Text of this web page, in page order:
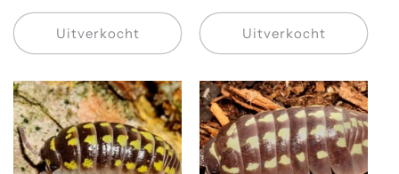
Uitverkocht
prijs
Uitverkocht